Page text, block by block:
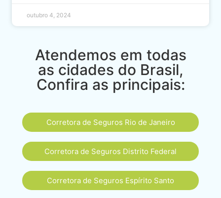
outubro 4, 2024
Atendemos em todas
as cidades do Brasil,
Confira as principais:
Corretora de Seguros Rio de Janeiro
Corretora de Seguros Distrito Federal
Corretora de Seguros Espírito Santo